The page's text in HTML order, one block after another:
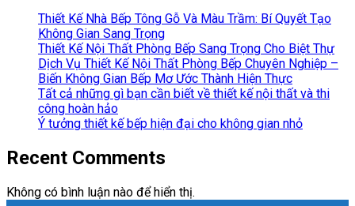
Thiết Kế Nhà Bếp Tông Gỗ Và Màu Trầm: Bí Quyết Tạo
Không Gian Sang Trọng
Thiết Kế Nội Thất Phòng Bếp Sang Trọng Cho Biệt Thự
Dịch Vụ Thiết Kế Nội Thất Phòng Bếp Chuyên Nghiệp –
Biến Không Gian Bếp Mơ Ước Thành Hiện Thực
Tất cả những gì bạn cần biết về thiết kế nội thất và thi
công hoàn hảo
Ý tưởng thiết kế bếp hiện đại cho không gian nhỏ
Recent Comments
Không có bình luận nào để hiển thị.